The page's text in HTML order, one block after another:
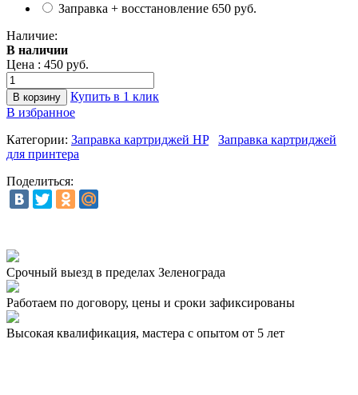
Заправка + восстановление 650 руб.
Наличие:
В наличии
Цена : 450 руб.
Купить в 1 клик
В избранное
Категории: Заправка картриджей HP
Заправка картриджей
для принтера
Поделиться:
Срочный выезд в пределах Зеленограда
Работаем по договору, цены и сроки зафиксированы
Высокая квалификация, мастера с опытом от 5 лет